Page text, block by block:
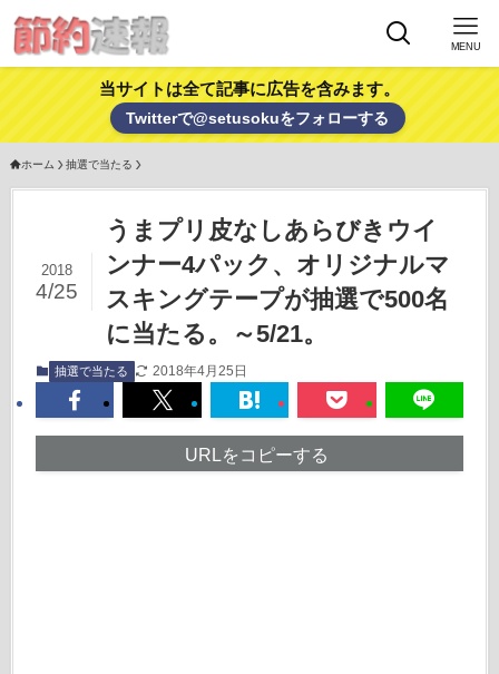
MENU
当サイトは全て記事に広告を含みます。
Twitterで@setusokuをフォローする
ホーム 抽選で当たる
うまプリ皮なしあらびきウイ
ンナー4パック、オリジナルマ
スキングテープが抽選で500名
に当たる。～5/21。
2018
4/25
抽選で当たる 2018年4月25日
URLをコピーする